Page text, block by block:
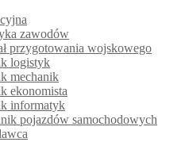
zawodów
przygotowania wojskowego
logistyk
mechanik
ekonomista
informatyk
pojazdów samochodowych